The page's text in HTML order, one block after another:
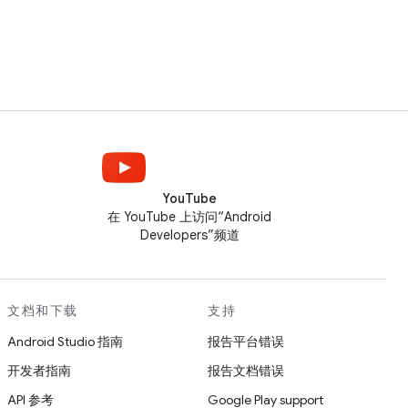
YouTube
在 YouTube 上访问“Android
Developers”频道
文档和下载
Android Studio 指南
开发者指南
API 参考
支持
报告平台错误
报告文档错误
Google Play support